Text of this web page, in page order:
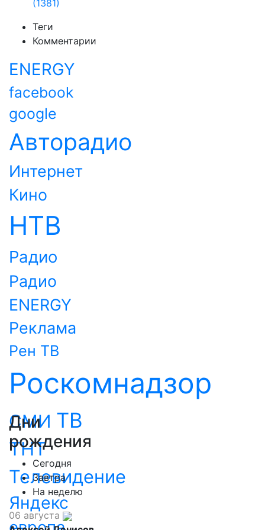
(1381)
Теги
Комментарии
ENERGY
facebook
google
Авторадио
Интернет
Кино
НТВ
Радио
Радио
ENERGY
Реклама
Рен ТВ
Роскомнадзор
СМИ ТВ
ТНТ
Телевидение
Яндекс
Дни
рождения
Сегодня
Завтра
На неделю
06 августа